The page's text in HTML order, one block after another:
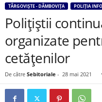
TÂRGOVIȘTE - DÂMBOVIȚA POLIȚIA
Polițiștii
organizate
cetățenilor
De către Sebitoriale - 28 mai 2021